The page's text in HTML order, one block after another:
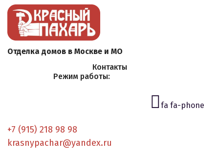
Отделка домов в Москве и МО
Контакты
Режим работы:
fa fa-phone
+7 (915) 218 98 98
krasnypachar@yandex.ru